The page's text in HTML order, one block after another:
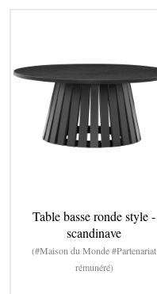
Table basse ronde style -
scandinave
(#Maison du Monde #Partenariat
rémunéré)